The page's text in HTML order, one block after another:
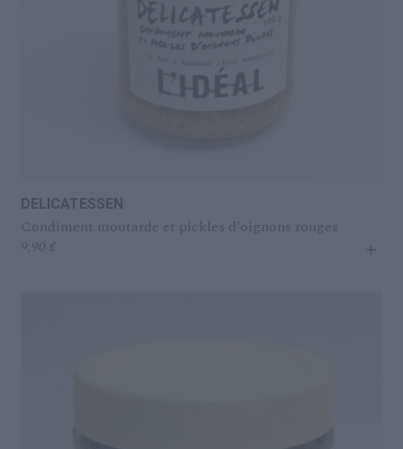
DELICATESSEN
Condiment moutarde et pickles d'oignons rouges
9,90 € +